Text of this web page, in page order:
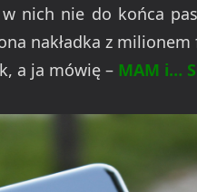
nich nie do końca
nakładka z
a ja mówię – MAM i…